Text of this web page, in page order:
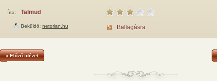
Írta: Talmud
Beküldő: netorian.hu Ballagásra
« Előző idézet